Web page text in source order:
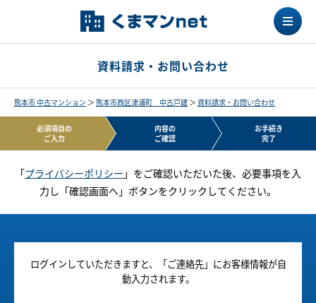
資料請求・お問い合わせ
熊本市 中古マンション ＞ 熊本市西区津浦町 中古戸建 ＞ 資料請求・お問い合わせ
必須項目の
ご入力
内容の
ご確認
お手続き
完了
「プライバシーポリシー 」をご確認いただいた後、必要事項を入
力し「確認画面へ」ボタンをクリックしてください。
ログインしていただきますと、「ご連絡先」にお客様情報が自
動入力されます。